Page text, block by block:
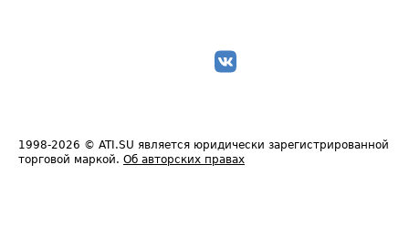
1998-2026 © ATI.SU является юридически зарегистрированной
торговой маркой. Об авторских правах